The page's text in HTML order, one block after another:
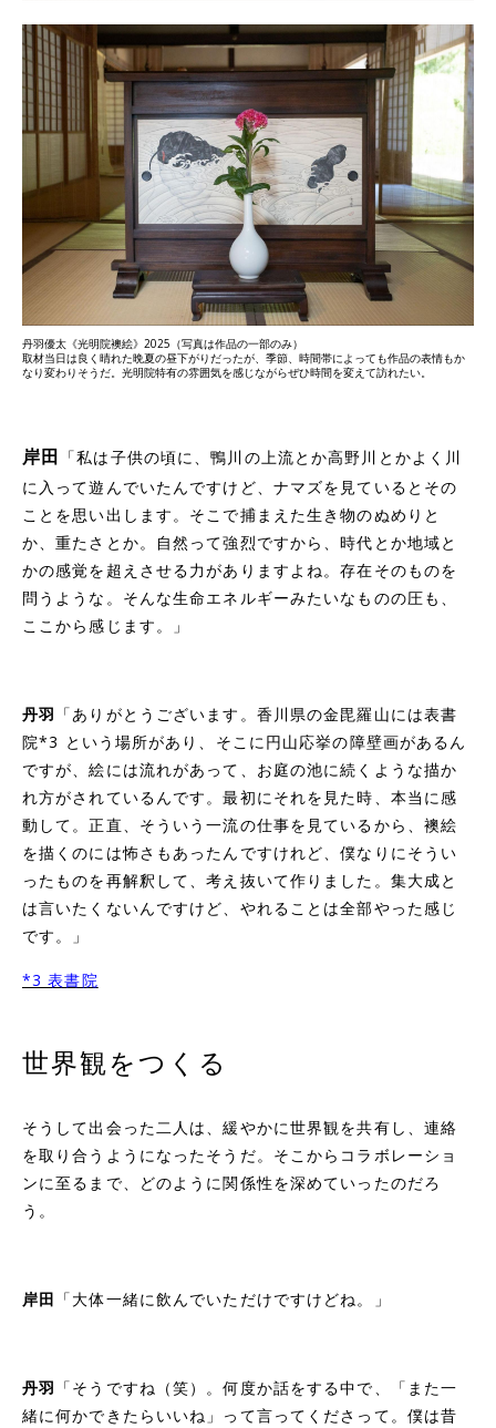
丹羽優太《光明院襖絵》2025（写真は作品の一部のみ）
取材当日は良く晴れた晩夏の昼下がりだったが、季節、時間帯によっても作品の表情もか
なり変わりそうだ。光明院特有の雰囲気を感じながらぜひ時間を変えて訪れたい。
岸田 「私は子供の頃に、鴨川の上流とか高野川とかよく川
に入って遊んでいたんですけど、ナマズを見ているとその
ことを思い出します。そこで捕まえた生き物のぬめりと
か、重たさとか。自然って強烈ですから、時代とか地域と
かの感覚を超えさせる力がありますよね。存在そのものを
問うような。そんな生命エネルギーみたいなものの圧も、
ここから感じます。」
丹羽 「ありがとうございます。香川県の金毘羅山には表書
院*3 という場所があり、そこに円山応挙の障壁画があるん
ですが、絵には流れがあって、お庭の池に続くような描か
れ方がされているんです。最初にそれを見た時、本当に感
動して。正直、そういう一流の仕事を見ているから、襖絵
を描くのには怖さもあったんですけれど、僕なりにそうい
ったものを再解釈して、考え抜いて作りました。集大成と
は言いたくないんですけど、やれることは全部やった感じ
です。」
*3 表書院
世界観をつくる
そうして出会った二人は、緩やかに世界観を共有し、連絡
を取り合うようになったそうだ。そこからコラボレーショ
ンに至るまで、どのように関係性を深めていったのだろ
う。
岸田 「大体一緒に飲んでいただけですけどね。」
丹羽 「そうですね（笑）。何度か話をする中で、「また一
緒に何かできたらいいね」って言ってくださって。僕は昔